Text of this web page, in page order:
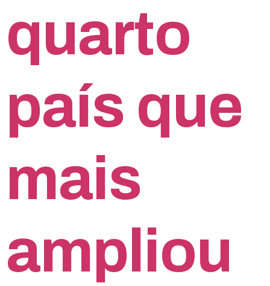
quarto
país que
mais
ampliou